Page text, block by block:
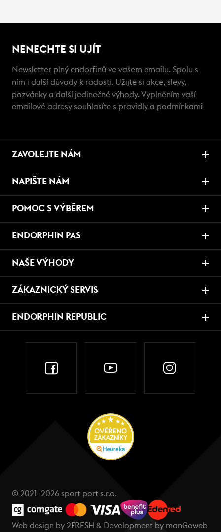
NENECHTE SI UJÍT
Newsletter plný endorfinů ve vašem emailu. Spolu s
ním i další důvody k radosti. Užijte si akce, slevy,
pozvánky a další jedinečné výhody. Vyplněním vaší
emailové adresy souhlasíte s pravidly a podmínkami
ZAVOLEJTE NÁM
NAPIŠTE NÁM
POMOC S VÝBĚREM
ENDORPHIN PAS
NAŠE VÝHODY
ZÁKAZNICKÝ SERVIS
ENDORPHIN REPUBLIC
© 2021–2026 sport port s.r.o.
Web design by 2FRESH & Development by manGoweb